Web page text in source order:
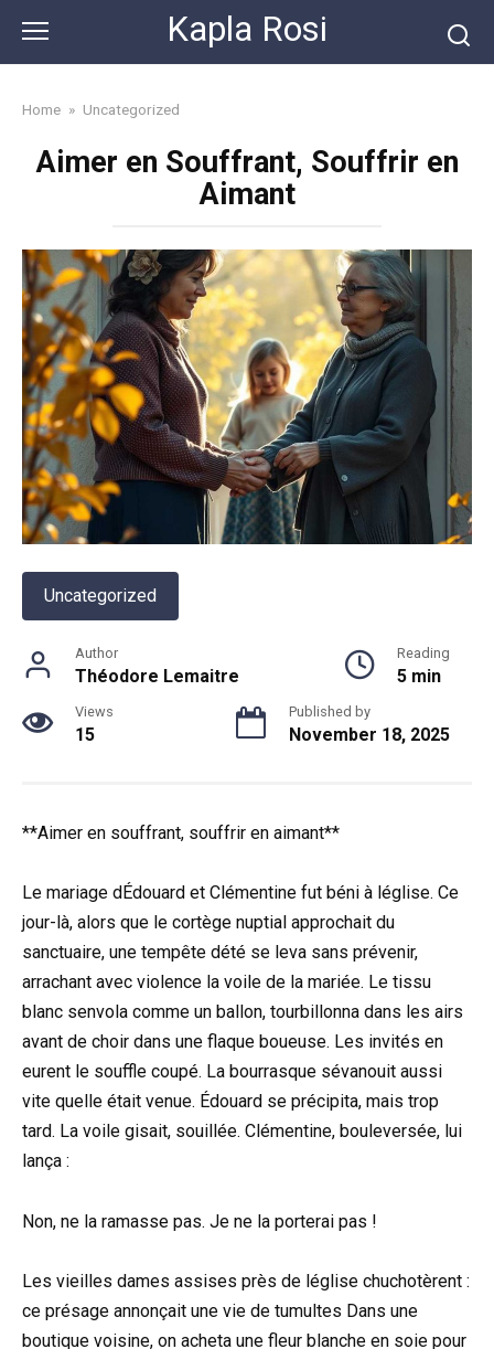
content
Kapla Rosi
Home » Uncategorized
Aimer en Souffrant, Souffrir en
Aimant
Uncategorized
Author
Théodore Lemaitre
Reading
5 min
Views
15
Published by
November 18, 2025
**Aimer en souffrant, souffrir en aimant**
Le mariage dÉdouard et Clémentine fut béni à léglise. Ce
jour-là, alors que le cortège nuptial approchait du
sanctuaire, une tempête dété se leva sans prévenir,
arrachant avec violence la voile de la mariée. Le tissu
blanc senvola comme un ballon, tourbillonna dans les airs
avant de choir dans une flaque boueuse. Les invités en
eurent le souffle coupé. La bourrasque sévanouit aussi
vite quelle était venue. Édouard se précipita, mais trop
tard. La voile gisait, souillée. Clémentine, bouleversée, lui
lança :
Non, ne la ramasse pas. Je ne la porterai pas !
Les vieilles dames assises près de léglise chuchotèrent :
ce présage annonçait une vie de tumultes Dans une
boutique voisine, on acheta une fleur blanche en soie pour